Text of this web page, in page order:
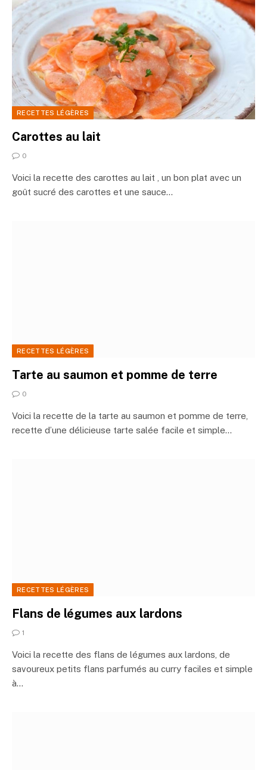
RECETTES LÉGÈRES
Carottes au lait
0
Voici la recette des carottes au lait , un bon plat avec un
goût sucré des carottes et une sauce…
RECETTES LÉGÈRES
Tarte au saumon et pomme de terre
0
Voici la recette de la tarte au saumon et pomme de terre,
recette d’une délicieuse tarte salée facile et simple…
RECETTES LÉGÈRES
Flans de légumes aux lardons
1
Voici la recette des flans de légumes aux lardons, de
savoureux petits flans parfumés au curry faciles et simple
à…